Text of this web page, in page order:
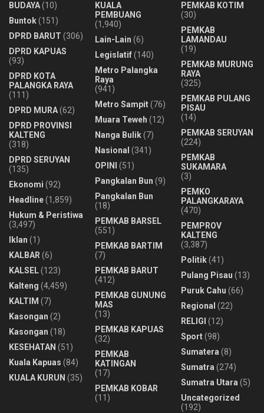
BUDAYA(10)
Buntok(151)
DPRD BARUT (306)
DPRD KAPUAS
(93)
DPRD KOTA
PALANGKA RAYA
(111)
DPRD MURA(62)
DPRD PROVINSI
KALTENG
(318)
DPRD SERUYAN
(135)
Ekonomi (92)
Headline(1,859)
Hukum & Peristiwa
(3,497)
Iklan (1)
KALBAR(6)
KALSEL(123)
Kalteng (4,459)
KALTIM (7)
Kasongan (2)
Kasongan (18)
KESEHATAN (51)
Kuala Kapuas (84)
KUALA KURUN (35)
KUALA
PEMBUANG
(1,940)
Lain-Lain (6)
Legislatif(140)
Metro Palangka
Raya
(941)
Metro Sampit(76)
Muara Teweh (12)
Nanga Bulik(7)
Nasional (341)
OPINI
(51)
Pangkalan Bun (9)
Pangkalan Bun
(18)
PEMKAB BARSEL
(551)
PEMKAB BARTIM
(7)
PEMKAB BARUT
(412)
PEMKAB GUNUNG
MAS
(13)
PEMKAB KAPUAS
(32)
PEMKAB
KATINGAN
(17)
PEMKAB KOBAR
(11)
PEMKAB KOTIM
(30)
PEMKAB
LAMANDAU
(19)
PEMKAB MURUNG
RAYA
(325)
PEMKAB PULANG
PISAU
(14)
PEMKAB SERUYAN
(224)
PEMKAB
SUKAMARA
(3)
PEMKO
PALANGKARAYA
(470)
PEMPROV
KALTENG
(3,387)
Politik(41)
Pulang Pisau (13)
Puruk Cahu (66)
Regional (22)
RELIGI (12)
Sport(98)
Sumatera (8)
Sumatra (274)
Sumatra Utara (5)
Uncategorized
(192)